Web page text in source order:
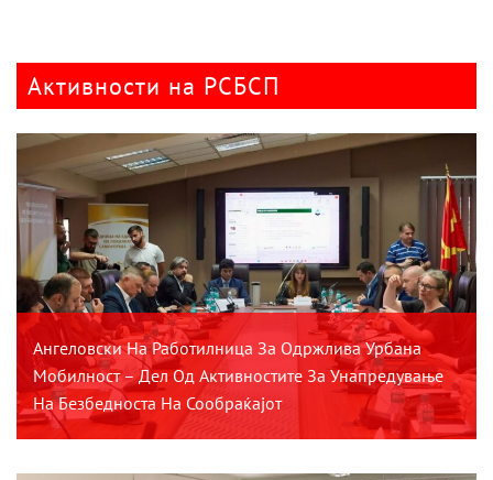
Активности на РСБСП
Ангеловски На Работилница За Одржлива Урбана
Мобилност – Дел Од Активностите За Унапредување
На Безбедноста На Сообраќајот